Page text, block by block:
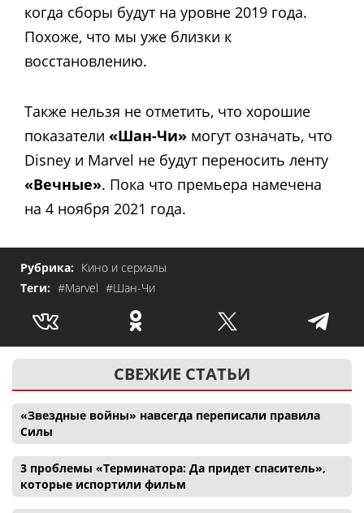
когда сборы будут на уровне 2019 года.
Похоже, что мы уже близки к
восстановлению.
Также нельзя не отметить, что хорошие
показатели «Шан-Чи» могут означать, что
Disney и Marvel не будут переносить ленту
«Вечные». Пока что премьера намечена
на 4 ноября 2021 года.
Рубрика: Кино и сериалы
Теги: #Marvel #Шан-Чи
СВЕЖИЕ СТАТЬИ
«Звездные войны» навсегда переписали правила
Силы
3 проблемы «Терминатора: Да придет спаситель»,
которые испортили фильм